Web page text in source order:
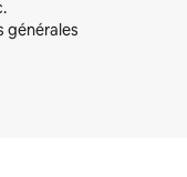
générales